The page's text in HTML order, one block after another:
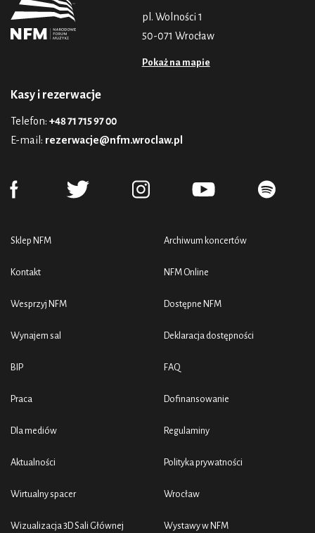
pl. Wolności 1
50-071 Wrocław
Pokaż na mapie
Kasy i rezerwacje
Telefon: +48 71 715 97 00
E-mail: rezerwacje@nfm.wroclaw.pl
Sklep NFM
Kontakt
Wesprzyj NFM
Wynajem sal
BIP
Praca
Dla mediów
Aktualności
Wirtualny spacer
Wizualizacja 3D Sali Głównej
Archiwum koncertów
NFM Online
Dostępne NFM
Deklaracja dostępności
FAQ
Dofinansowanie
Regulaminy
Polityka prywatności
Wrocław
Wystawy w NFM